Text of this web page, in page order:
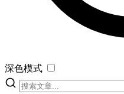
深色模式